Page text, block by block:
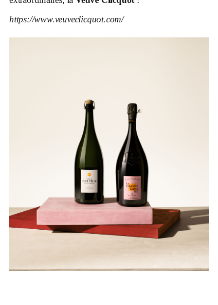
https://www.veuveclicquot.com/